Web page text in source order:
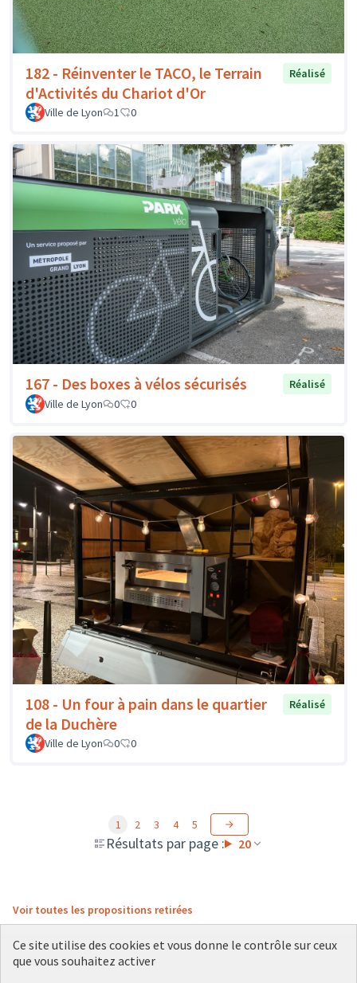
182 - Réinventer le TACO, le Terrain
d'Activités du Chariot d'Or
Réalisé
Ville de Lyon 1 0
167 - Des boxes à vélos sécurisés
Réalisé
Ville de Lyon
0 0
108 - Un four à pain dans le quartier
de la Duchère
Réalisé
Ville de Lyon 0 0
Résultats par page : 20
1 2 3 4 5
Voir toutes les propositions retirées
Ce site utilise des cookies et vous donne le contrôle sur ceux
que vous souhaitez activer